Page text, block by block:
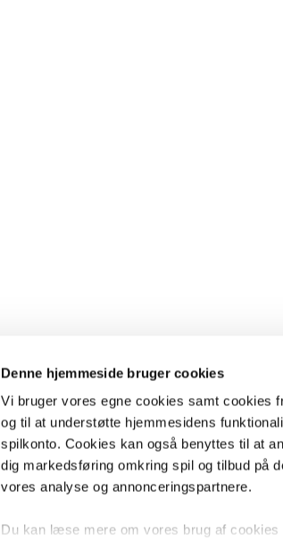
Denne hjemmeside bruger cookies
Vi bruger vores egne cookies samt cookies
og til at understøtte hjemmesidens
spilkonto. Cookies kan også benyttes til at
dig markedsføring omkring spil og tilbud på
vores analyse og annonceringspartnere.
Du kan læse mere om vores brug af